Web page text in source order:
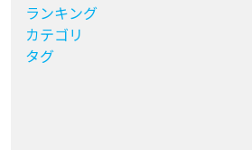
ランキング
カテゴリ
タグ